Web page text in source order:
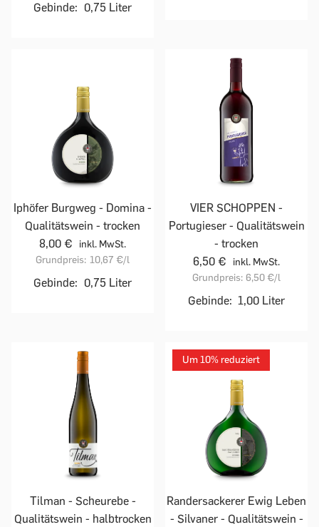
Gebinde: 0,75 Liter
Iphöfer Burgweg - Domina -
Qualitätswein - trocken
8,00 €
inkl. MwSt.
Grundpreis: 10,67 €/l
Gebinde: 0,75 Liter
VIER SCHOPPEN -
Portugieser - Qualitätswein
- trocken
6,50 €
inkl. MwSt.
Grundpreis: 6,50 €/l
Gebinde: 1,00 Liter
Tilman - Scheurebe -
Qualitätswein - halbtrocken
Um 10% reduziert
Randersackerer Ewig Leben
- Silvaner - Qualitätswein -